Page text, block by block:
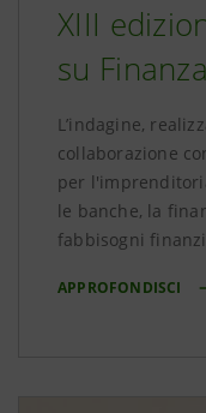
XIII
su
L’indagine,
collaborazione
per
le banche, la
fabbisogni
APPROFONDISCI